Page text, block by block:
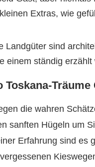
Extras, wie
Landgüter sind
einem ständig erzählt
die wahren
sanften Hügeln um
Erfahrung sind es